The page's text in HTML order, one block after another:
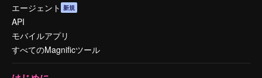
エージェント 新規
API
モバイルアプリ
すべてのMagnificツール